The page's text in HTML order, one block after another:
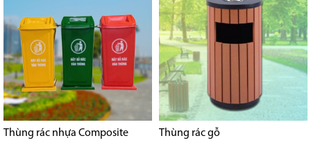
Thùng rác nhựa Composite Thùng rác gỗ